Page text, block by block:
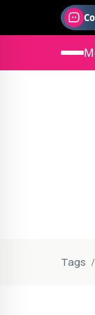
Tags